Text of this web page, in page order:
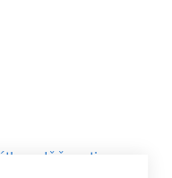
vděčnosti a